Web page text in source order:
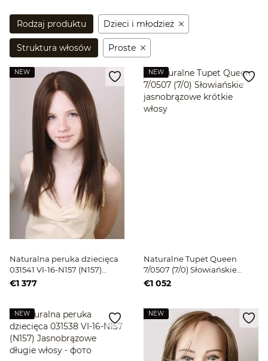
Rodzaj produktu Dzieci i młodzież
Struktura włosów Proste
NEW
Naturalna peruka dziecięca
031541 VI-16-N157 (N157)
Jasnoblond długie włosy
€1 377
NEW
Naturalne Tupet Queen
7/0507 (7/0) Słowiańskie
jasnobrązowe krótkie włosy
€1 052
NEW NEW